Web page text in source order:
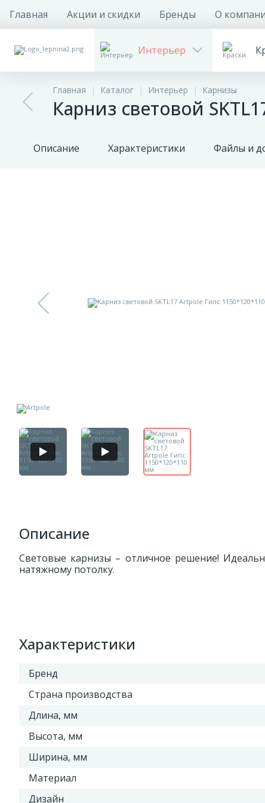
Главная Акции и скидки Бренды О
Интерьер
Главная Каталог Интерьер Карнизы
Карниз световой
Описание Характеристики Файлы и
Описание
Световые карнизы – отличное решение!
натяжному потолку.
Характеристики
Бренд
Страна производства
Длина, мм
Высота, мм
Ширина, мм
Материал
Дизайн